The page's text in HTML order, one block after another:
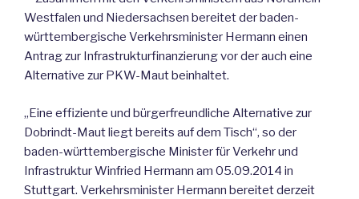
Westfalen und Niedersachsen bereitet der baden-
württembergische Verkehrsminister Hermann einen
Antrag zur Infrastrukturfinanzierung vor der auch eine
Alternative zur PKW-Maut beinhaltet.
„Eine effiziente und bürgerfreundliche Alternative zur
Dobrindt-Maut liegt bereits auf dem Tisch“, so der
baden-württembergische Minister für Verkehr und
Infrastruktur Winfried Hermann am 05.09.2014 in
Stuttgart. Verkehrsminister Hermann bereitet derzeit